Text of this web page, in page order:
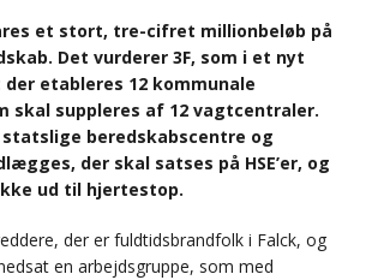
et stort, tre-cifret millionbeløb på
Det vurderer 3F, som i et nyt
etableres 12 kommunale
skal suppleres af 12 vagtcentraler.
beredskabscentre og
der skal satses på HSE’er, og
ud til hjertestop.
der er fuldtidsbrandfolk i Falck, og
en arbejdsgruppe, som med